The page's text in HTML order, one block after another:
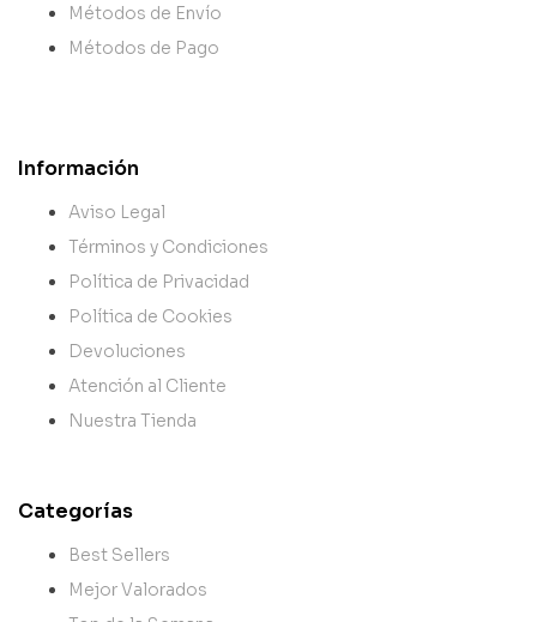
Métodos de Envío
Métodos de Pago
Información
Aviso Legal
Términos y Condiciones
Política de Privacidad
Política de Cookies
Devoluciones
Atención al Cliente
Nuestra Tienda
Categorías
Best Sellers
Mejor Valorados